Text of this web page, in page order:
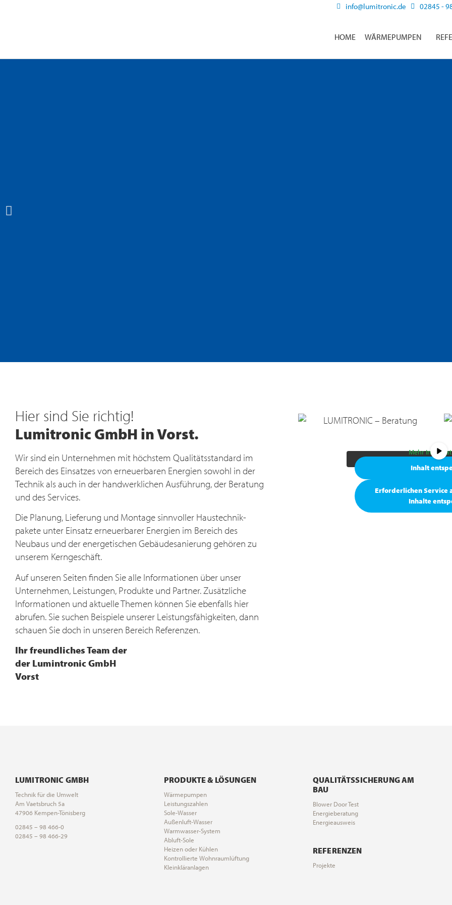
info@lumitronic.de 02845 -
HOME WÄRMEPUMPEN
Moderne Haustechnik
Wärmesysteme. Für Ihr Zuhause.
MEHR ERFAHREN
Hier sind Sie richtig!
Lumitronic GmbH in Vorst.
Wir sind ein Unternehmen mit höchstem Qualitätsstandard im
Bereich des Einsatzes von erneuerbaren Energien sowohl in der
Technik als auch in der handwer­klichen Ausführung, der Beratung
und des Services.
Die Planung, Lieferung und Montage sinnvoller Haustechnik­
pakete unter Einsatz erneuerbarer Energien im Bereich des
Neubaus und der energetischen Gebäudesanierung gehören zu
unserem Kerngeschäft.
Auf unseren Seiten finden Sie alle Informationen über unser
Unternehmen, Leistungen, Produkte und Partner. Zusätzliche
Informationen und aktuelle Themen können Sie ebenfalls hier
abrufen. Sie suchen Beispiele unserer Leistungsfähigkeiten, dann
schauen Sie doch in unseren Bereich Referenzen.
Ihr freundliches Team der
der Lumintronic GmbH
Vorst
auf den eigentlichen Inhalt
die Schaltfläche unten. Bitte
Mehr
Inhalt
Erforderlichen Service
Inhalte
LUMITRONIC GMBH
Technik für die Umwelt
Am Vaetsbruch 5a
47906 Kempen-Tönisberg
02845 – 98 466-0
02845 – 98 466-29
PRODUKTE & LÖSUNGEN
Wärmepumpen
Leistungszahlen
Sole-Wasser
Außenluft-Wasser
Warmwasser-System
Abluft-Sole
Heizen oder Kühlen
Kontrollierte Wohnraumlüftung
Kleinkläranlagen
QUALITÄTSSICHERUNG AM
BAU
Blower Door Test
Energieberatung
Energieausweis
REFERENZEN
Projekte